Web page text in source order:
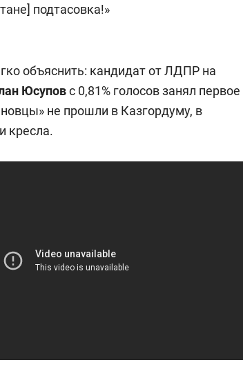
подтасовка!»
объяснить: кандидат от ЛДПР на
Юсуповс 0,81% голосов занял первое
не прошли в Казгордуму, в
кресла.